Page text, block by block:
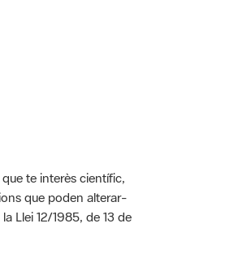
te interès científic,
que poden alterar-
Llei 12/1985, de 13 de